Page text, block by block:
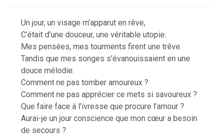
Un jour, un visage m’apparut en rêve,
C’était d’une douceur, une véritable utopie.
Mes pensées, mes tourments firent une trêve.
Tandis que mes songes s’évanouissaient en une
douce mélodie.
Comment ne pas tomber amoureux ?
Comment ne pas apprécier ce mets si savoureux ?
Que faire face à l’ivresse que procure l’amour ?
Aurai-je un jour conscience que mon cœur a besoin
de secours ?